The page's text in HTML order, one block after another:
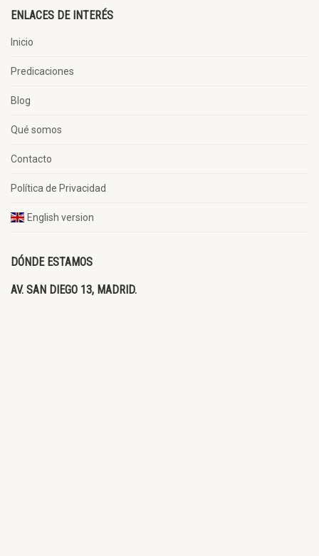
ENLACES DE INTERÉS
Inicio
Predicaciones
Blog
Qué somos
Contacto
Política de Privacidad
English version
DÓNDE ESTAMOS
AV. SAN DIEGO 13, MADRID.